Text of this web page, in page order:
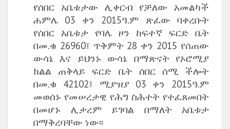
የሰበር አቤቱታው ሊቀርብ የቻለው አመልካች
ሐምሌ 03 ቀን 2015ዓ.ም ጽፈው ባቀረቡት
የሰበር አቤቱታ የባሌ ዞን ከፍተኛ ፍርድ ቤት
በመ.ቁ 26960፤ ጥቅምት 28 ቀን 2015 የሰጠው
ውሳኔ እና ይህንኑ ውሳኔ በማጽናት የኦሮሚያ
ክልል ጠቅላይ ፍርድ ቤት ሰበር ሰሚ ችሎት
በመ.ቁ 42102፤ ሚያዝያ 03 ቀን 2015ዓ.ም
መወሰኑ የመሠረታዊ የሕግ ስሕተት የተፈጸመበት
በመሆኑ ሊታረም ይገባል በማለት አቤቱታ
በማቅረባቸው ነው፡፡